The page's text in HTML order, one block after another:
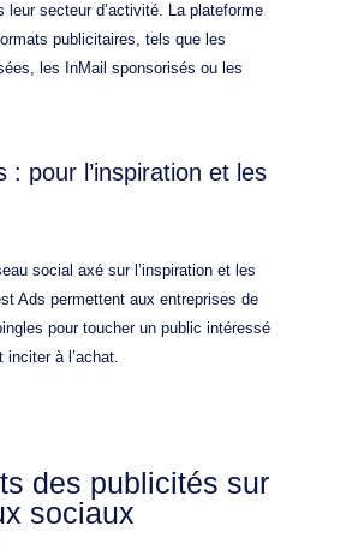
leur secteur d’activité. La plateforme
publicitaires, tels que les
les InMail sponsorisés ou les
: pour l’inspiration et les
social axé sur l’inspiration et les
Ads permettent aux entreprises de
pour toucher un public intéressé
inciter à l’achat.
des publicités sur
sociaux